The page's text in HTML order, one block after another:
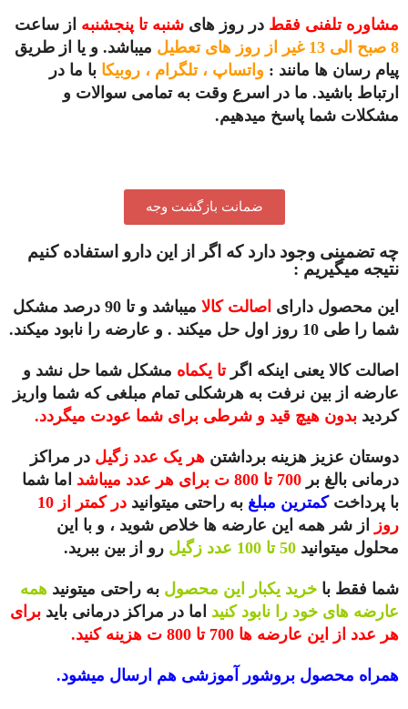
مشاوره تلفنی فقط در روز های شنبه تا پنجشنبه از ساعت
8 صبح الی 13 غیر از روز های تعطیل
میباشد. و یا از طریق
پیام رسان ها مانند : واتساپ ، تلگرام ، روبیکا با ما در
ارتباط باشید. ما در اسرع وقت به تمامی سوالات و
مشکلات شما پاسخ میدهیم.
ضمانت بازگشت وجه
چه تضمینی وجود دارد که اگر از این دارو استفاده کنیم
نتیجه میگیریم :
این محصول دارای اصالت کالا
میباشد و تا 90 درصد مشکل
شما را طی 10 روز اول حل میکند . و عارضه را نابود میکند.
اصالت کالا یعنی اینکه اگرتا یکماه مشکل شما حل نشد و
عارضه از بین نرفت به هرشکلی تمام مبلغی که شما واریز
کردید بدون هیچ قید و شرطی برای شما عودت میگردد.
دوستان عزیز هزینه برداشتن هر یک عدد زگیل در مراکز
درمانی بالغ بر 700 تا 800 ت برای هر عدد میباشد
اما شما
با پرداختکمترین مبلغ به راحتی میتوانید
در کمتر از 10
روز
از شر همه این عارضه ها خلاص شوید ، و با این
محلول میتوانید 50 تا 100 عدد زگیل رو از بین ببرید.
شما فقط با خرید یکبار این محصول به راحتی میتونید همه
عارضه های خود را نابود کنید اما در مراکز درمانی باید برای
هر عدد از این عارضه ها 700 تا 800 ت هزینه کنید.
همراه محصول بروشور آموزشی هم ارسال میشود.